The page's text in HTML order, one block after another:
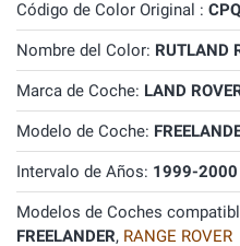
Código de Color Original : CPQ
Nombre del Color: RUTLAND
Marca de Coche: LAND
Modelo de Coche:
Intervalo de Años: 1999-2000
Modelos de Coches
FREELANDER, RANGE ROVER